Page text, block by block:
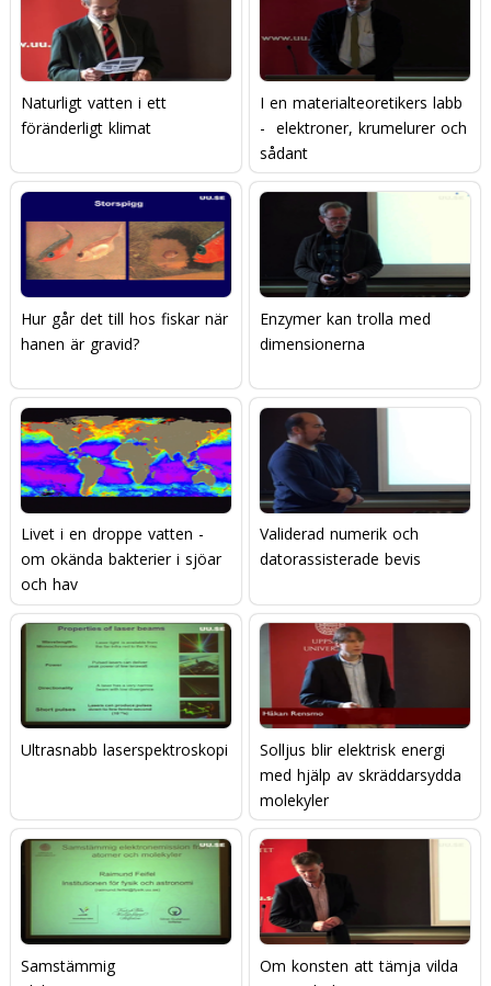
Naturligt vatten i ett
föränderligt klimat
I en materialteoretikers labb
-  elektroner, krumelurer och
sådant
Hur går det till hos fiskar när
hanen är gravid?
Enzymer kan trolla med
dimensionerna
Livet i en droppe vatten -
om okända bakterier i sjöar
och hav
Validerad numerik och
datorassisterade bevis
Ultrasnabb laserspektroskopi
Solljus blir elektrisk energi
med hjälp av skräddarsydda
molekyler
Samstämmig
Om konsten att tämja vilda